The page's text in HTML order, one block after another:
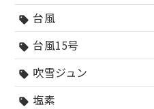
sell 台風
sell 台風15号
sell 吹雪ジュン
sell 塩素